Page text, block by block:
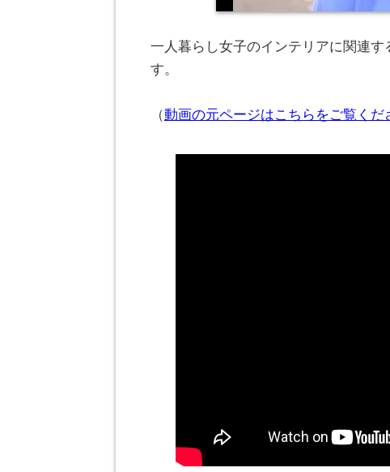
一人暮らし女子のインテリアに関連す
す。
（動画の元ページはこちらをご覧くだ